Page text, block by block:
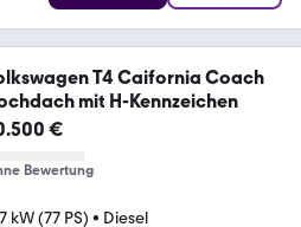
T4 Caifornia Coach
mit H-Kennzeichen
€
Bewertung
kW (77 PS) • Diesel